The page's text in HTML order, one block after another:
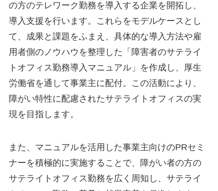
の方のテレワーク勤務を導入する企業を開拓し、
導入支援を行います。これらをモデルケースとし
て、成果と課題をふまえ、具体的な導入方法や雇
用者側のノウハウを整理した「障害者のサテライ
トオフィス勤務導入マニュアル」を作成し、厚生
労働省を通して事業主に配付。この活動により、
障がい特性に配慮されたサテライトオフィスの実
現を目指します。
また、マニュアルを活用した事業主向けのPRセミ
ナーを積極的に実施することで、障がい者の方の
サテライトオフィス勤務を広く周知し、サテライ